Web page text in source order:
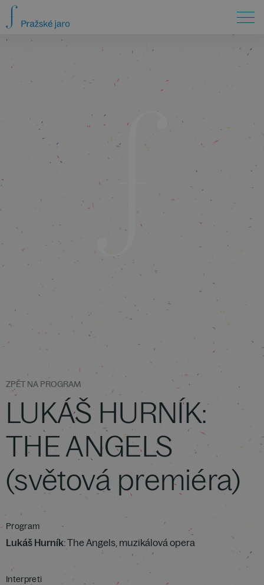
ZPĚT NA PROGRAM
LUKÁŠ HURNÍK:
THE ANGELS
(světová premiéra)
Program
Lukáš Hurník: The Angels, muzikálová opera
Interpreti